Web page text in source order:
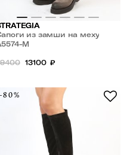
из замши на меху
M
13100 ₽
-80%